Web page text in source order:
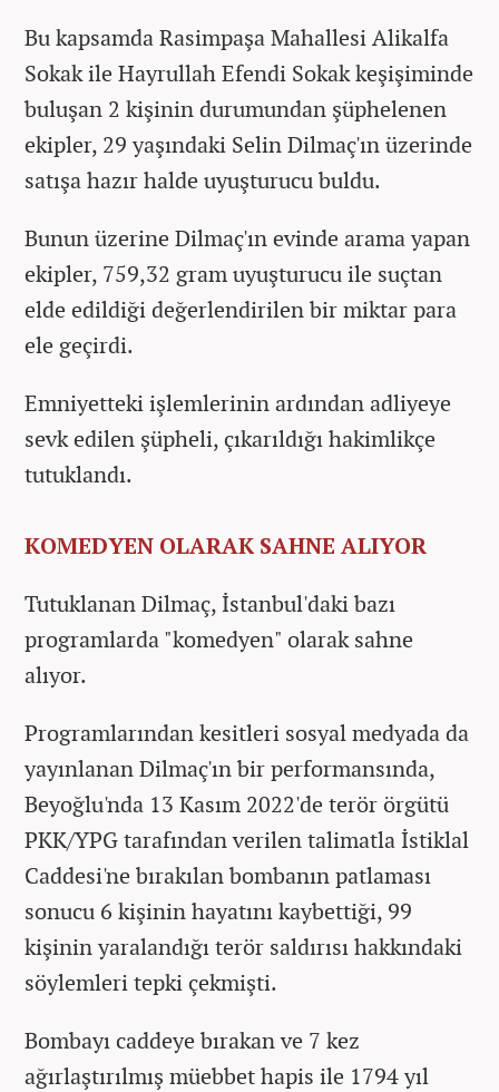
Bu kapsamda Rasimpaşa Mahallesi Alikalfa
Sokak ile Hayrullah Efendi Sokak keşişiminde
buluşan 2 kişinin durumundan şüphelenen
ekipler, 29 yaşındaki Selin Dilmaç'ın üzerinde
satışa hazır halde uyuşturucu buldu.
Bunun üzerine Dilmaç'ın evinde arama yapan
ekipler, 759,32 gram uyuşturucu ile suçtan
elde edildiği değerlendirilen bir miktar para
ele geçirdi.
Emniyetteki işlemlerinin ardından adliyeye
sevk edilen şüpheli, çıkarıldığı hakimlikçe
tutuklandı.
KOMEDYEN OLARAK SAHNE ALIYOR
Tutuklanan Dilmaç, İstanbul'daki bazı
programlarda "komedyen" olarak sahne
alıyor.
Programlarından kesitleri sosyal medyada da
yayınlanan Dilmaç'ın bir performansında,
Beyoğlu'nda 13 Kasım 2022'de terör örgütü
PKK/YPG tarafından verilen talimatla İstiklal
Caddesi'ne bırakılan bombanın patlaması
sonucu 6 kişinin hayatını kaybettiği, 99
kişinin yaralandığı terör saldırısı hakkındaki
söylemleri tepki çekmişti.
Bombayı caddeye bırakan ve 7 kez
ağırlaştırılmış müebbet hapis ile 1794 yıl